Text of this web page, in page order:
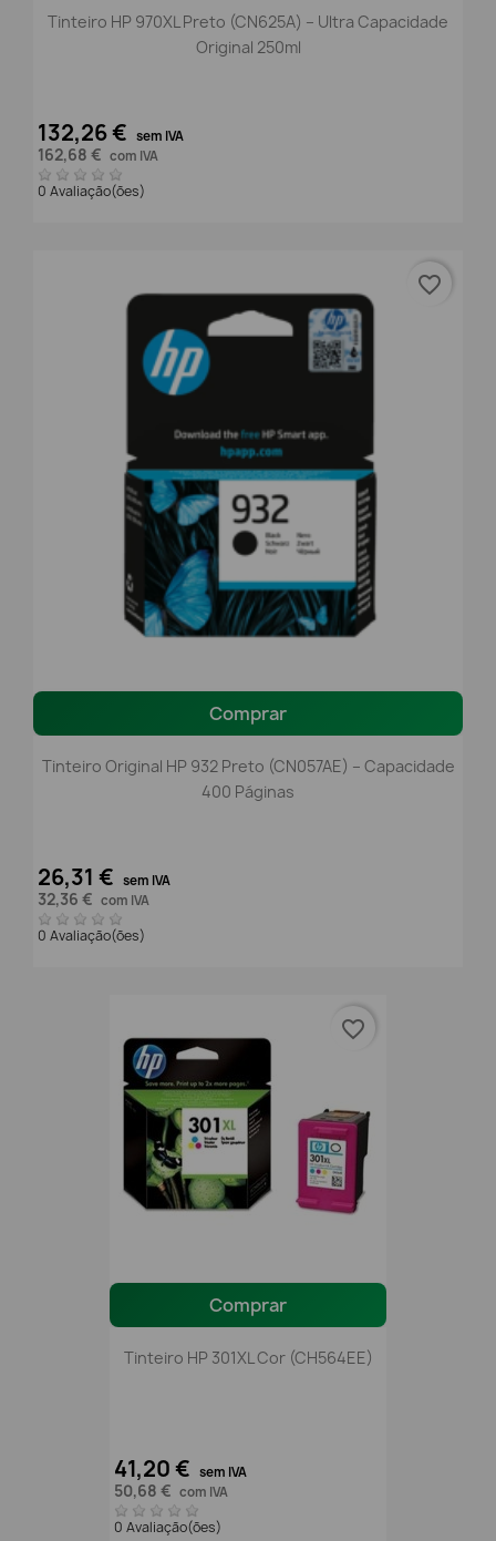
Tinteiro HP 970XL Preto (CN625A) – Ultra Capacidade
Original 250ml
132,26 € sem IVA
162,68 € com IVA
0 Avaliação(ões)
Comprar
Tinteiro Original HP 932 Preto (CN057AE) – Capacidade
400 Páginas
26,31 € sem IVA
32,36 € com IVA
0 Avaliação(ões)
favorite_border
Comprar
Tinteiro HP 301XL Cor (CH564EE)
41,20 € sem IVA
50,68 € com IVA
0 Avaliação(ões)
favorite_border